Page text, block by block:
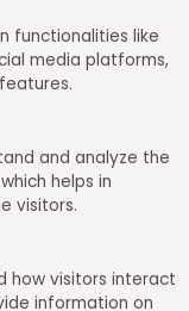
functionalities like
media platforms,
and analyze the
helps in
visitors.
how visitors interact
information on